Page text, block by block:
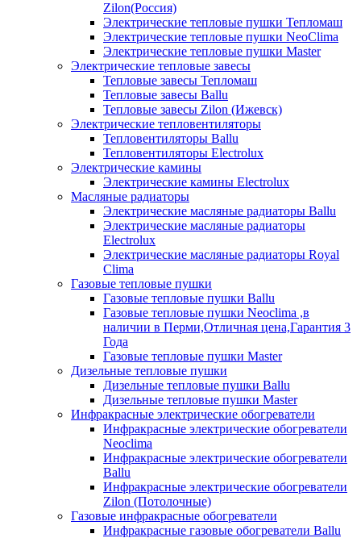
Zilon(Россия)
Электрические тепловые пушки Тепломаш
Электрические тепловые пушки NeoClima
Электрические тепловые пушки Master
Электрические тепловые завесы
Тепловые завесы Тепломаш
Тепловые завесы Ballu
Тепловые завесы Zilon (Ижевск)
Электрические тепловентиляторы
Тепловентиляторы Ballu
Тепловентиляторы Electrolux
Электрические камины
Электрические камины Electrolux
Масляные радиаторы
Электрические масляные радиаторы Ballu
Электрические масляные радиаторы
Electrolux
Электрические масляные радиаторы Royal
Clima
Газовые тепловые пушки
Газовые тепловые пушки Ballu
Газовые тепловые пушки Neoclima ,в
наличии в Перми,Отличная цена,Гарантия 3
Года
Газовые тепловые пушки Master
Дизельные тепловые пушки
Дизельные тепловые пушки Ballu
Дизельные тепловые пушки Master
Инфракрасные электрические обогреватели
Инфракрасные электрические обогреватели
Neoclima
Инфракрасные электрические обогреватели
Ballu
Инфракрасные электрические обогреватели
Zilon (Потолочные)
Газовые инфракрасные обогреватели
Инфракрасные газовые обогреватели Ballu